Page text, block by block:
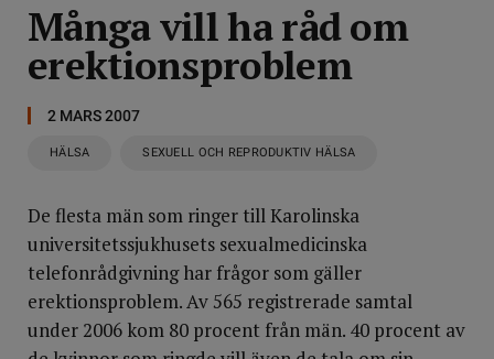
Många vill ha råd om
erektionsproblem
2 MARS 2007
HÄLSA SEXUELL OCH REPRODUKTIV HÄLSA
De flesta män som ringer till Karolinska
universitetssjukhusets sexualmedicinska
telefonrådgivning har frågor som gäller
erektionsproblem. Av 565 registrerade samtal
under 2006 kom 80 procent från män. 40 procent av